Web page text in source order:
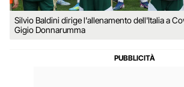
Silvio Baldini dirige l'allenamento dell'Italia a
Gigio Donnarumma